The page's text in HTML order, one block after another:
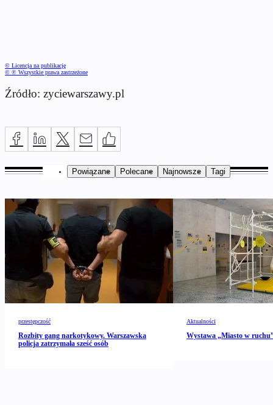
© Licencja na publikację
© ℗ Wszystkie prawa zastrzeżone
Źródło: zyciewarszawy.pl
Powiązane Polecane Najnowsze Tagi
przestępczość
Rozbity gang narkotykowy. Warszawska
policja zatrzymała sześć osób
Aktualności
Wystawa „Miasto w